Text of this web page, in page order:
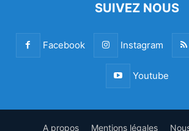
SUIVEZ NOUS
Facebook Instagram
Youtube
A propos Mentions légales